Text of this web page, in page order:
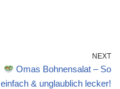
NEXT
Omas Bohnensalat – So
einfach & unglaublich lecker!